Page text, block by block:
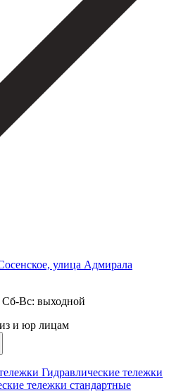
улица Адмирала
Вс: выходной
и юр лицам
Гидравлические тележки